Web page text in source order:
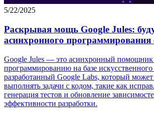
5/22/2025
Раскрывая мощь Google Jules:
асинхронного программирования
Google Jules — это асинхронный
программированию на базе искусственного
разработанный Google Labs, который может
выполнять задачи с кодом, такие как
генерация тестов и обновление
эффективности разработки.